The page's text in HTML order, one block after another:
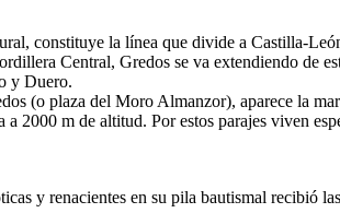
constituye la línea que divide a Castilla-
Central, Gredos se va extendiendo de
y Duero.
(o plaza del Moro Almanzor), aparece la
2000 m de altitud. Por estos parajes viven
y renacientes en su pila bautismal recibió